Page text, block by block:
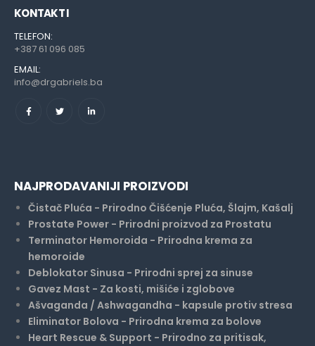
KONTAKT I
TELEFON:
+387 61 096 085
EMAIL:
info@drgabriels.ba
NAJPRODAVANIJI PROIZVODI
Čistač Pluća - Prirodno Čišćenje Pluća, Šlajm, Kašalj
Prostate Power - Prirodni proizvod za Prostatu
Terminator Hemoroida - Prirodna krema za
hemoroide
Deblokator Sinusa - Prirodni sprej za sinuse
Gavez Mast - Za kosti, mišiće i zglobove
Ašvaganda / Ashwagandha - kapsule protiv stresa
Eliminator Bolova - Prirodna krema za bolove
Heart Rescue & Support - Prirodno za pritisak,